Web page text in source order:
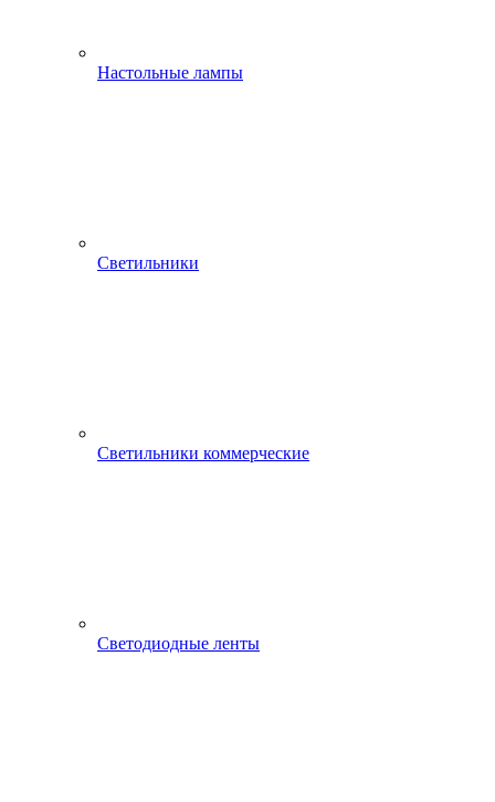
Настольные лампы
Светильники
Светильники коммерческие
Светодиодные ленты